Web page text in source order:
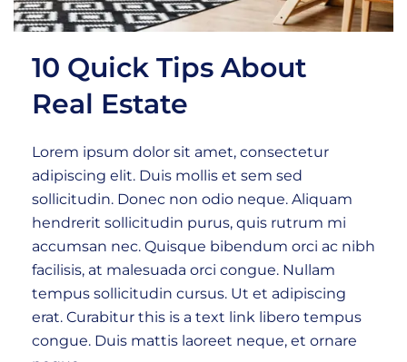
10 Quick Tips About
Real Estate
Lorem ipsum dolor sit amet, consectetur
adipiscing elit. Duis mollis et sem sed
sollicitudin. Donec non odio neque. Aliquam
hendrerit sollicitudin purus, quis rutrum mi
accumsan nec. Quisque bibendum orci ac nibh
facilisis, at malesuada orci congue. Nullam
tempus sollicitudin cursus. Ut et adipiscing
erat. Curabitur this is a text link libero tempus
congue. Duis mattis laoreet neque, et ornare